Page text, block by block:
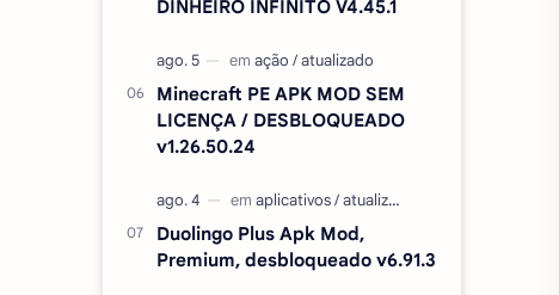
DINHEIRO INFINITO V4.45.1
Minecraft PE APK MOD SEM
LICENÇA / DESBLOQUEADO
v1.26.50.24
Duolingo Plus Apk Mod,
Premium, desbloqueado v6.91.3